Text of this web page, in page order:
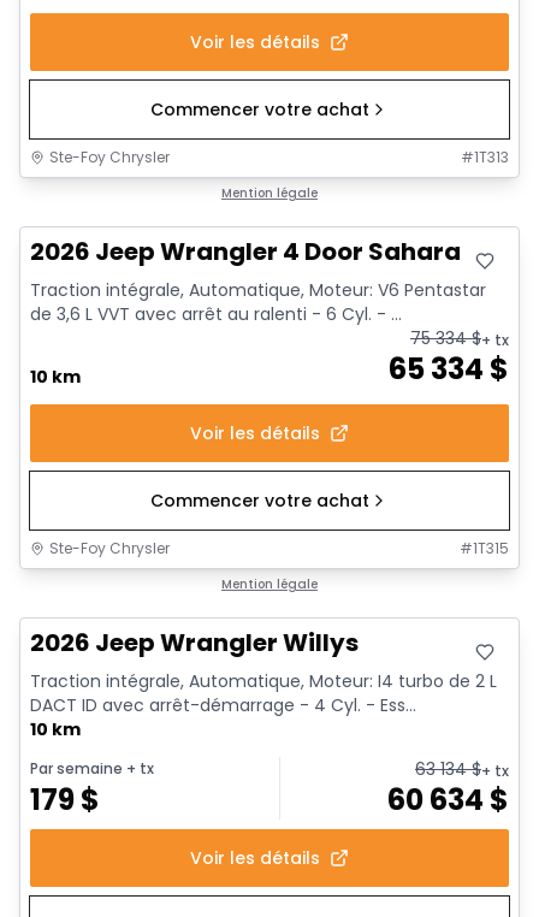
Voir les détails
Commencer votre achat
Ste-Foy Chrysler #1T313
Mention légale
2026 Jeep Wrangler 4 Door Sahara
Traction intégrale, Automatique, Moteur: V6 Pentastar
de 3,6 L VVT avec arrêt au ralenti - 6 Cyl. - ...
10 km 65 334 $
75 334$+ tx
Voir les détails
Commencer votre achat
Ste-Foy Chrysler #1T315
Mention légale
2026 Jeep Wrangler Willys
Traction intégrale, Automatique, Moteur: I4 turbo de 2 L
DACT ID avec arrêt-démarrage - 4 Cyl. - Ess...
10 km
Par semaine + tx
179$
63 134$+ tx
60 634 $
Voir les détails